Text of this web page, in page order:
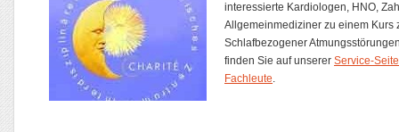
interessierte Kardiologen, HNO,
Allgemeinmediziner zu einem Kurs
Schlafbezogener
finden Sie auf unserer Service-
Fachleute.